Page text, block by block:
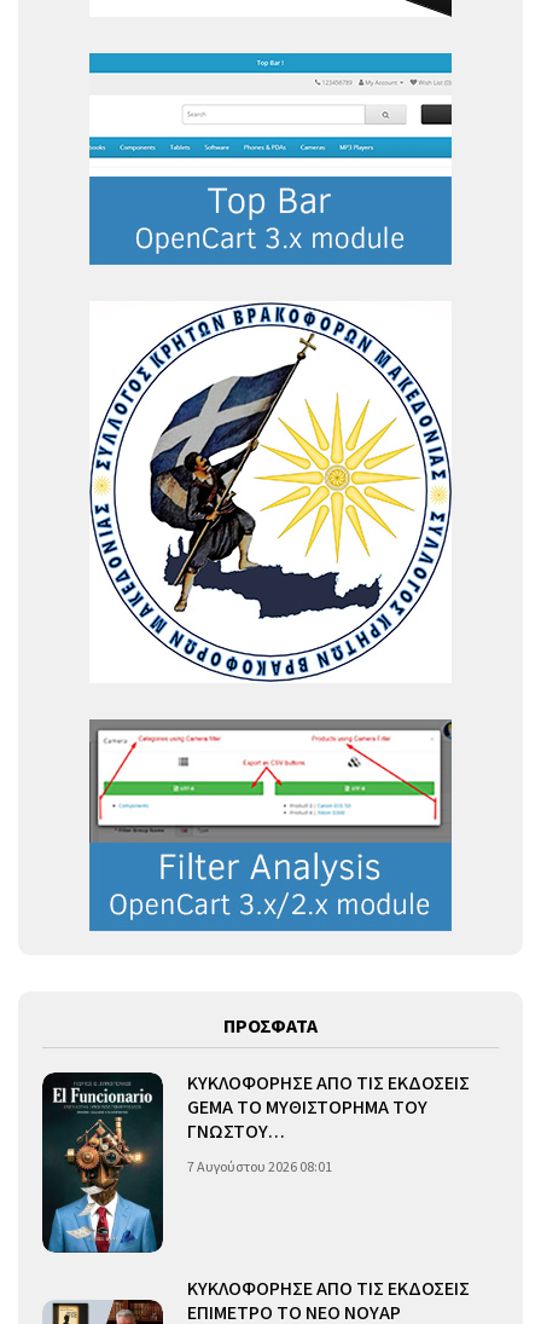
ΠΡΟΣΦΑΤΑ
ΚΥΚΛΟΦΟΡΗΣΕ ΑΠΟ ΤΙΣ ΕΚΔΟΣΕΙΣ
GEMA ΤΟ ΜΥΘΙΣΤΟΡΗΜΑ ΤΟΥ
ΓΝΩΣΤΟΥ…
7 Αυγούστου 2026 08:01
ΚΥΚΛΟΦΟΡΗΣΕ ΑΠΟ ΤΙΣ ΕΚΔΟΣΕΙΣ
ΕΠΙΜΕΤΡΟ ΤΟ ΝΕΟ ΝΟΥΑΡ